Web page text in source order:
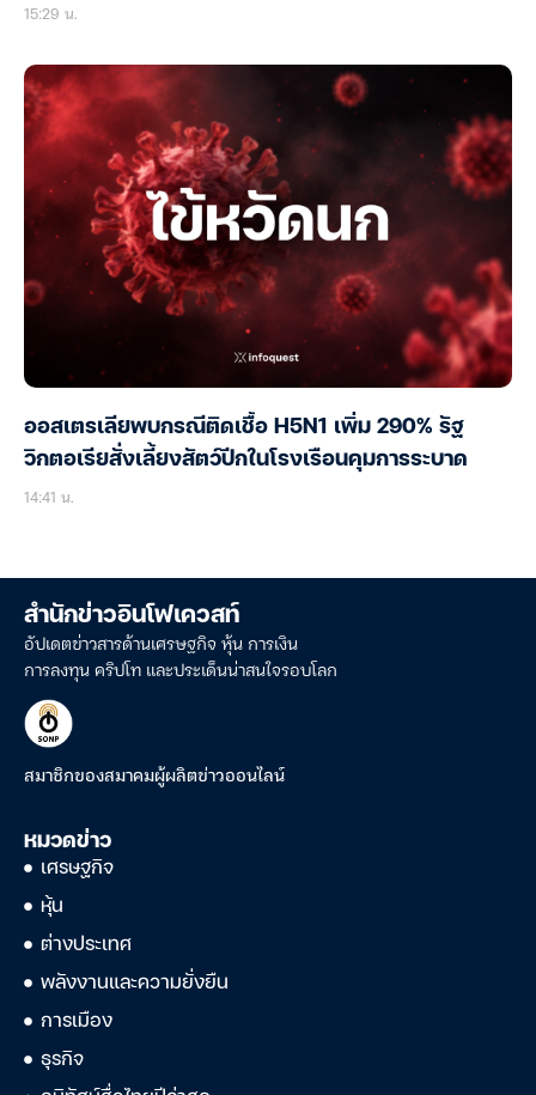
15:29 น.
ออสเตรเลียพบกรณีติดเชื้อ H5N1 เพิ่ม 290% รัฐ
วิกตอเรียสั่งเลี้ยงสัตว์ปีกในโรงเรือนคุมการระบาด
14:41 น.
สำนักข่าวอินโฟเควสท์
อัปเดตข่าวสารด้านเศรษฐกิจ หุ้น การเงิน
การลงทุน คริปโท และประเด็นน่าสนใจรอบโลก
สมาชิกของสมาคมผู้ผลิตข่าวออนไลน์
หมวดข่าว
เศรษฐกิจ
หุ้น
ต่างประเทศ
พลังงานและความยั่งยืน
การเมือง
ธุรกิจ